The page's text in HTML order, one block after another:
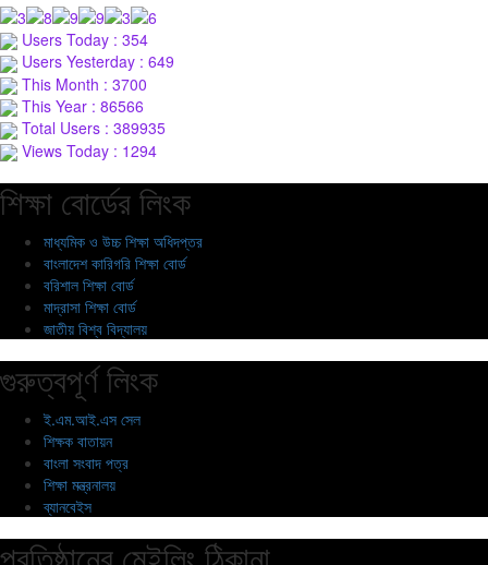
Users Today : 354
Users Yesterday : 649
This Month : 3700
This Year : 86566
Total Users : 389935
Views Today : 1294
শিক্ষা বোর্ডের লিংক
মাধ্যমিক ও উচ্চ শিক্ষা অধিদপ্তর
বাংলাদেশ কারিগরি শিক্ষা বোর্ড
বরিশাল শিক্ষা বোর্ড
মাদ্রাসা শিক্ষা বোর্ড
জাতীয় বিশ্ব বিদ্যালয়
গুরুত্বপূর্ণ লিংক
ই.এম.আই.এস সেল
শিক্ষক বাতায়ন
বাংলা সংবাদ পত্র
শিক্ষা মন্ত্রনালয়
ব্যানবেইস